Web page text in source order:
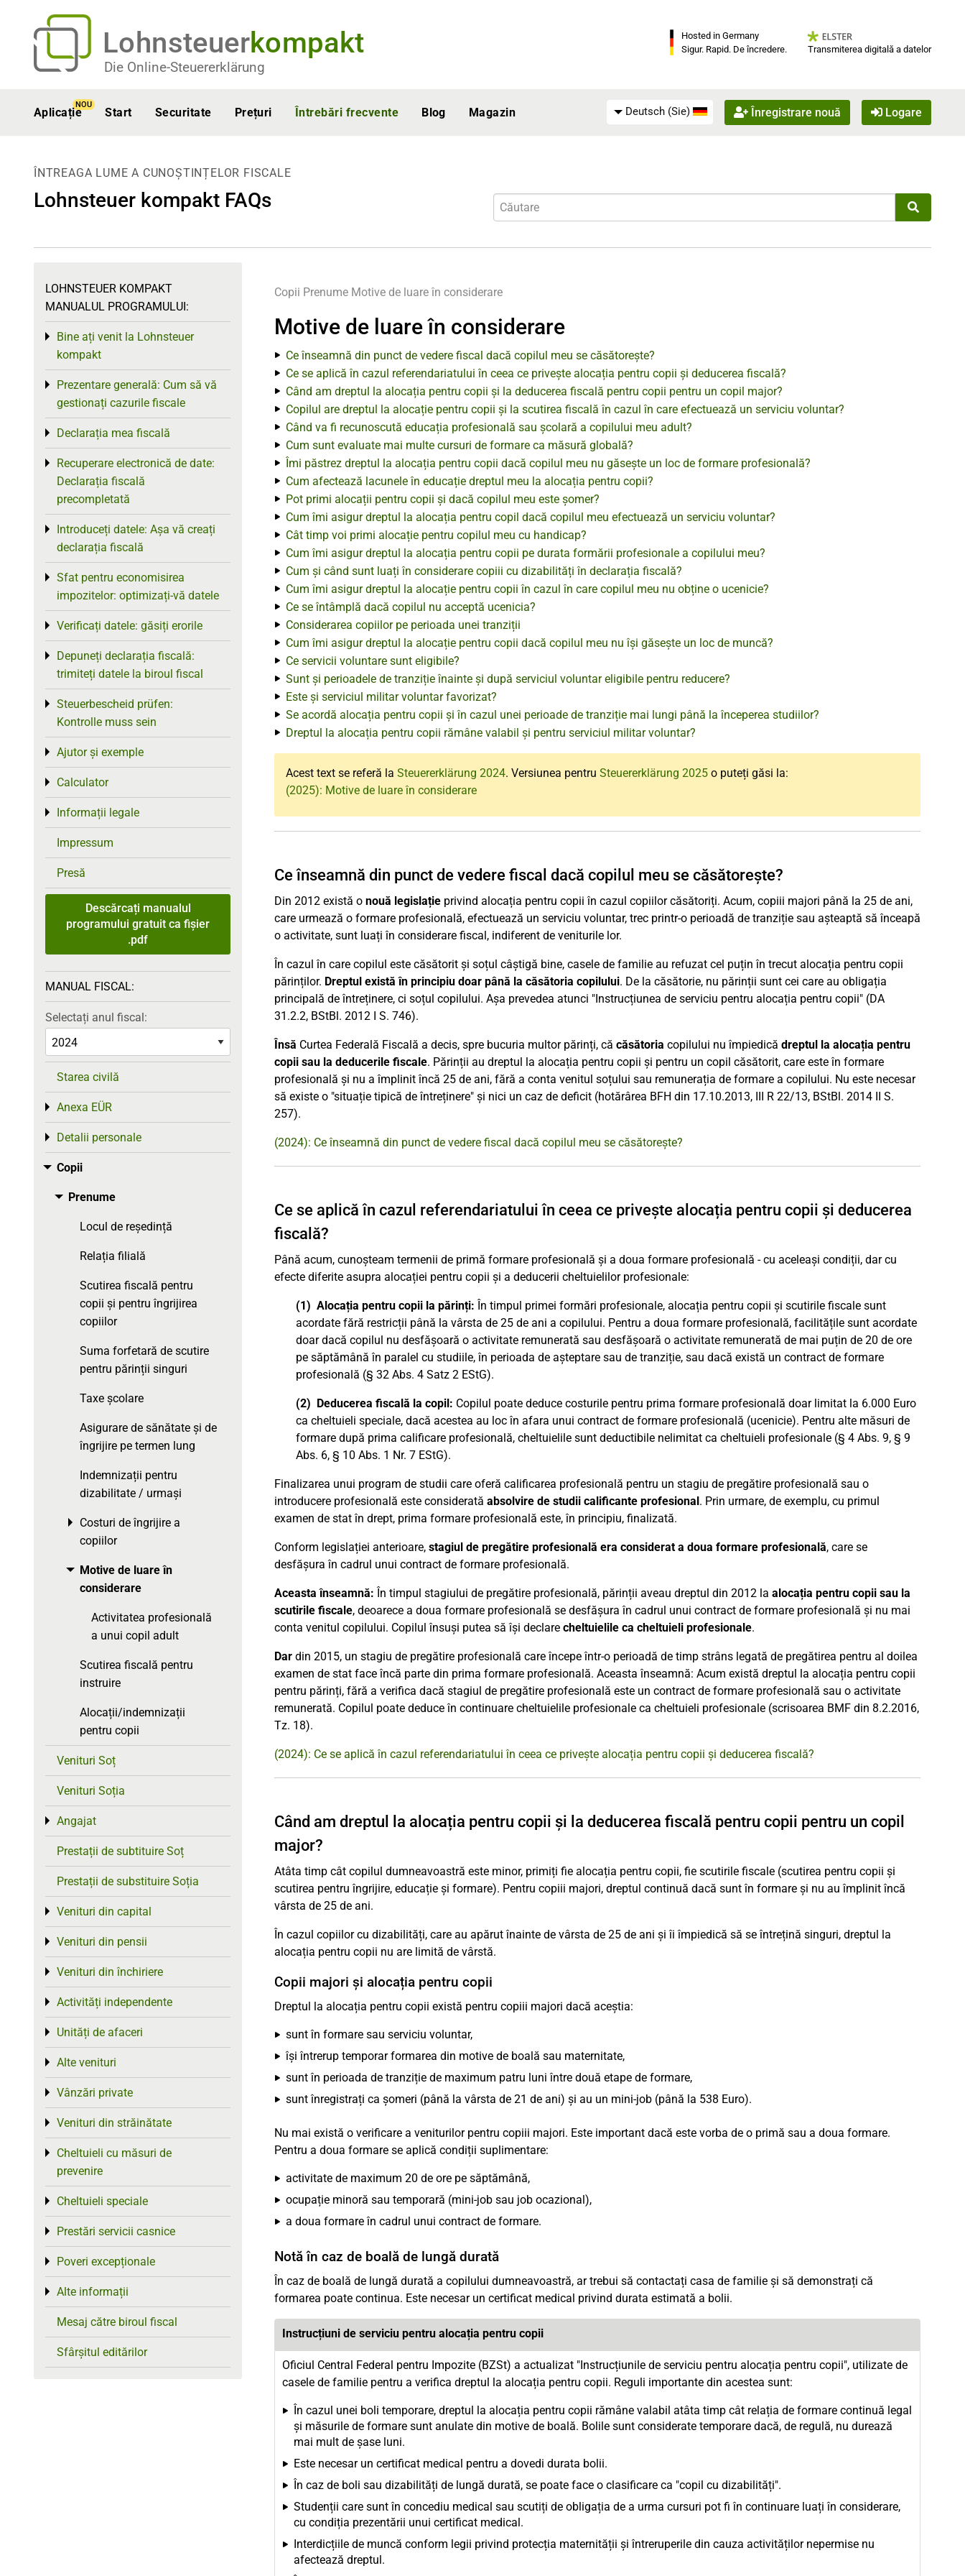
Lohnsteuerkompakt
Die Online-Steuererklärung
Hosted in Germany
Sigur. Rapid. De încredere.
Transmiterea digitală a datelor
Aplicație
NOU
Start Securitate Prețuri Întrebări frecvente Blog Magazin Deutsch (Sie) Înregistrare nouă Logare
ÎNTREAGA LUME A CUNOȘTINȚELOR FISCALE
Lohnsteuer kompakt FAQs
Copii Prenume Motive de luare în considerare
Motive de luare în considerare
Ce înseamnă din punct de vedere fiscal dacă copilul meu se căsătorește?
Ce se aplică în cazul referendariatului în ceea ce privește alocația pentru copii și deducerea fiscală?
Când am dreptul la alocația pentru copii și la deducerea fiscală pentru copii pentru un copil major?
Copilul are dreptul la alocație pentru copii și la scutirea fiscală în cazul în care efectuează un serviciu voluntar?
Când va fi recunoscută educația profesională sau școlară a copilului meu adult?
Cum sunt evaluate mai multe cursuri de formare ca măsură globală?
Îmi păstrez dreptul la alocația pentru copii dacă copilul meu nu găsește un loc de formare profesională?
Cum afectează lacunele în educație dreptul meu la alocația pentru copii?
Pot primi alocații pentru copii și dacă copilul meu este șomer?
Cum îmi asigur dreptul la alocația pentru copil dacă copilul meu efectuează un serviciu voluntar?
Cât timp voi primi alocație pentru copilul meu cu handicap?
Cum îmi asigur dreptul la alocația pentru copii pe durata formării profesionale a copilului meu?
Cum și când sunt luați în considerare copiii cu dizabilități în declarația fiscală?
Cum îmi asigur dreptul la alocație pentru copii în cazul în care copilul meu nu obține o ucenicie?
Ce se întâmplă dacă copilul nu acceptă ucenicia?
Considerarea copiilor pe perioada unei tranziții
Cum îmi asigur dreptul la alocație pentru copii dacă copilul meu nu își găsește un loc de muncă?
Ce servicii voluntare sunt eligibile?
Sunt și perioadele de tranziție înainte și după serviciul voluntar eligibile pentru reducere?
Este și serviciul militar voluntar favorizat?
Se acordă alocația pentru copii și în cazul unei perioade de tranziție mai lungi până la începerea studiilor?
Dreptul la alocația pentru copii rămâne valabil și pentru serviciul militar voluntar?
Acest text se referă la Steuererklärung 2024. Versiunea pentru Steuererklärung 2025 o puteți găsi la:
(2025): Motive de luare în considerare
Ce înseamnă din punct de vedere fiscal dacă copilul meu se căsătorește?
Din 2012 există o nouă legislație privind alocația pentru copii în cazul copiilor căsătoriți. Acum, copiii majori până la 25 de ani,
care urmează o formare profesională, efectuează un serviciu voluntar, trec printr-o perioadă de tranziție sau așteaptă să înceapă
o activitate, sunt luați în considerare fiscal, indiferent de veniturile lor.
În cazul în care copilul este căsătorit și soțul câștigă bine, casele de familie au refuzat cel puțin în trecut alocația pentru copii
părinților. Dreptul există în principiu doar până la căsătoria copilului. De la căsătorie, nu părinții sunt cei care au obligația
principală de întreținere, ci soțul copilului. Așa prevedea atunci "Instrucțiunea de serviciu pentru alocația pentru copii" (DA
31.2.2, BStBl. 2012 I S. 746).
Însă Curtea Federală Fiscală a decis, spre bucuria multor părinți, că căsătoria copilului nu împiedică dreptul la alocația pentru
copii sau la deducerile fiscale. Părinții au dreptul la alocația pentru copii și pentru un copil căsătorit, care este în formare
profesională și nu a împlinit încă 25 de ani, fără a conta venitul soțului sau remunerația de formare a copilului. Nu este necesar
să existe o "situație tipică de întreținere" și nici un caz de deficit (hotărârea BFH din 17.10.2013, III R 22/13, BStBl. 2014 II S.
257).
(2024): Ce înseamnă din punct de vedere fiscal dacă copilul meu se căsătorește?
Ce se aplică în cazul referendariatului în ceea ce privește alocația pentru copii și deducerea
fiscală?
Până acum, cunoșteam termenii de primă formare profesională și a doua formare profesională - cu aceleași condiții, dar cu
efecte diferite asupra alocației pentru copii și a deducerii cheltuielilor profesionale:
(1) Alocația pentru copii la părinți: În timpul primei formări profesionale, alocația pentru copii și scutirile fiscale sunt
acordate fără restricții până la vârsta de 25 de ani a copilului. Pentru a doua formare profesională, facilitățile sunt acordate
doar dacă copilul nu desfășoară o activitate remunerată sau desfășoară o activitate remunerată de mai puțin de 20 de ore
pe săptămână în paralel cu studiile, în perioada de așteptare sau de tranziție, sau dacă există un contract de formare
profesională (§ 32 Abs. 4 Satz 2 EStG).
(2) Deducerea fiscală la copil: Copilul poate deduce costurile pentru prima formare profesională doar limitat la 6.000 Euro
ca cheltuieli speciale, dacă acestea au loc în afara unui contract de formare profesională (ucenicie). Pentru alte măsuri de
formare după prima calificare profesională, cheltuielile sunt deductibile nelimitat ca cheltuieli profesionale (§ 4 Abs. 9, § 9
Abs. 6, § 10 Abs. 1 Nr. 7 EStG).
Finalizarea unui program de studii care oferă calificarea profesională pentru un stagiu de pregătire profesională sau o
introducere profesională este considerată absolvire de studii calificante profesional. Prin urmare, de exemplu, cu primul
examen de stat în drept, prima formare profesională este, în principiu, finalizată.
Conform legislației anterioare, stagiul de pregătire profesională era considerat a doua formare profesională, care se
desfășura în cadrul unui contract de formare profesională.
Aceasta înseamnă: În timpul stagiului de pregătire profesională, părinții aveau dreptul din 2012 la alocația pentru copii sau la
scutirile fiscale, deoarece a doua formare profesională se desfășura în cadrul unui contract de formare profesională și nu mai
conta venitul copilului. Copilul însuși putea să își declare cheltuielile ca cheltuieli profesionale.
Dar din 2015, un stagiu de pregătire profesională care începe într-o perioadă de timp strâns legată de pregătirea pentru al doilea
examen de stat face încă parte din prima formare profesională. Aceasta înseamnă: Acum există dreptul la alocația pentru copii
pentru părinți, fără a verifica dacă stagiul de pregătire profesională este un contract de formare profesională sau o activitate
remunerată. Copilul poate deduce în continuare cheltuielile profesionale ca cheltuieli profesionale (scrisoarea BMF din 8.2.2016,
Tz. 18).
(2024): Ce se aplică în cazul referendariatului în ceea ce privește alocația pentru copii și deducerea fiscală?
Când am dreptul la alocația pentru copii și la deducerea fiscală pentru copii pentru un copil
major?
Atâta timp cât copilul dumneavoastră este minor, primiți fie alocația pentru copii, fie scutirile fiscale (scutirea pentru copii și
scutirea pentru îngrijire, educație și formare). Pentru copiii majori, dreptul continuă dacă sunt în formare și nu au împlinit încă
vârsta de 25 de ani.
În cazul copiilor cu dizabilități, care au apărut înainte de vârsta de 25 de ani și îi împiedică să se întrețină singuri, dreptul la
alocația pentru copii nu are limită de vârstă.
Copii majori și alocația pentru copii
Dreptul la alocația pentru copii există pentru copiii majori dacă aceștia:
sunt în formare sau serviciu voluntar,
își întrerup temporar formarea din motive de boală sau maternitate,
sunt în perioada de tranziție de maximum patru luni între două etape de formare,
sunt înregistrați ca șomeri (până la vârsta de 21 de ani) și au un mini-job (până la 538 Euro).
Nu mai există o verificare a veniturilor pentru copiii majori. Este important dacă este vorba de o primă sau a doua formare.
Pentru a doua formare se aplică condiții suplimentare:
activitate de maximum 20 de ore pe săptămână,
ocupație minoră sau temporară (mini-job sau job ocazional),
a doua formare în cadrul unui contract de formare.
Notă în caz de boală de lungă durată
În caz de boală de lungă durată a copilului dumneavoastră, ar trebui să contactați casa de familie și să demonstrați că
formarea poate continua. Este necesar un certificat medical privind durata estimată a bolii.
Instrucțiuni de serviciu pentru alocația pentru copii
Oficiul Central Federal pentru Impozite (BZSt) a actualizat "Instrucțiunile de serviciu pentru alocația pentru copii", utilizate de
casele de familie pentru a verifica dreptul la alocația pentru copii. Reguli importante din acestea sunt:
În cazul unei boli temporare, dreptul la alocația pentru copii rămâne valabil atâta timp cât relația de formare continuă legal
și măsurile de formare sunt anulate din motive de boală. Bolile sunt considerate temporare dacă, de regulă, nu durează
mai mult de șase luni.
Este necesar un certificat medical pentru a dovedi durata bolii.
În caz de boli sau dizabilități de lungă durată, se poate face o clasificare ca "copil cu dizabilități".
Studenții care sunt în concediu medical sau scutiți de obligația de a urma cursuri pot fi în continuare luați în considerare,
cu condiția prezentării unui certificat medical.
Interdicțiile de muncă conform legii privind protecția maternității și întreruperile din cauza activităților nepermise nu
afectează dreptul.
LOHNSTEUER KOMPAKT
MANUALUL PROGRAMULUI:
Bine ați venit la Lohnsteuer
kompakt
Toggle menu
Prezentare generală: Cum să vă
gestionați cazurile fiscale
Toggle menu
Declarația mea fiscală
Toggle menu
Recuperare electronică de date:
Declarația fiscală
precompletată
Toggle menu
Introduceți datele: Așa vă creați
declarația fiscală
Toggle menu
Sfat pentru economisirea
impozitelor: optimizați-vă datele
Toggle menu
Verificați datele: găsiți erorile
Toggle menu
Depuneți declarația fiscală:
trimiteți datele la biroul fiscal
Toggle menu
Steuerbescheid prüfen:
Kontrolle muss sein
Toggle menu
Ajutor și exemple
Toggle menu
Calculator
Toggle menu
Informații legale
Toggle menu
Impressum
Presă
Descărcați manualul
programului gratuit ca fișier
.pdf
MANUAL FISCAL:
Selectați anul fiscal:
Starea civilă
Anexa EÜR
Toggle menu
Detalii personale
Toggle menu
Copii
Toggle menu
Prenume
Toggle menu
Locul de reședință
Relația filială
Scutirea fiscală pentru
copii și pentru îngrijirea
copiilor
Suma forfetară de scutire
pentru părinții singuri
Taxe școlare
Asigurare de sănătate și de
îngrijire pe termen lung
Indemnizații pentru
dizabilitate / urmași
Costuri de îngrijire a
copiilor
Toggle menu
Motive de luare în
considerare
Toggle menu
Activitatea profesională
a unui copil adult
Scutirea fiscală pentru
instruire
Alocații/indemnizații
pentru copii
Venituri Soț
Venituri Soția
Angajat
Toggle menu
Prestații de subtituire Soț
Prestații de substituire Soția
Venituri din capital
Toggle menu
Venituri din pensii
Toggle menu
Venituri din închiriere
Toggle menu
Activități independente
Toggle menu
Unități de afaceri
Toggle menu
Alte venituri
Toggle menu
Vânzări private
Toggle menu
Venituri din străinătate
Toggle menu
Cheltuieli cu măsuri de
prevenire
Toggle menu
Cheltuieli speciale
Toggle menu
Prestări servicii casnice
Toggle menu
Poveri excepționale
Toggle menu
Alte informații
Toggle menu
Mesaj către biroul fiscal
Sfârșitul editărilor